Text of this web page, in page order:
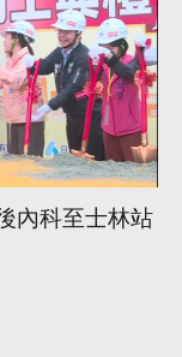
內科至士林站